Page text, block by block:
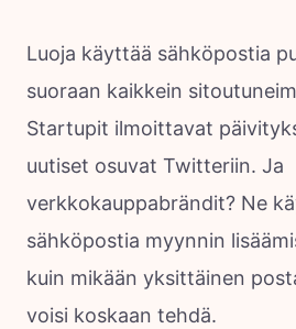
Luoja käyttää sähköpostia
suoraan kaikkein
Startupit ilmoittavat
uutiset osuvat Twitteriin. Ja
verkkokauppabrändit? Ne
sähköpostia myynnin
kuin mikään yksittäinen
voisi koskaan tehdä.